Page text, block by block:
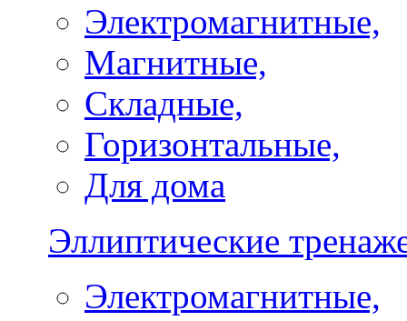
Электромагнитные,
Магнитные,
Складные,
Горизонтальные,
Для дома
Эллиптические
Электромагнитные,